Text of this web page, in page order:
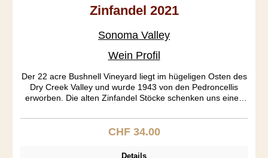
Zinfandel 2021
Sonoma Valley
Wein Profil
Der 22 acre Bushnell Vineyard liegt im hügeligen Osten des
Dry Creek Valley und wurde 1943 von den Pedroncellis
erworben. Die alten Zinfandel Stöcke schenken uns einen
Himbeer, Muskat, Zimt, Toast und Vanille. Grosser Körper.
Auffallend wie trocken dieser Zin ist, der ja üblicherweise
müssen alle aus dem einzeln bezeichneten Rebberg
Regulärer Preis:
CHF 34.00
Details